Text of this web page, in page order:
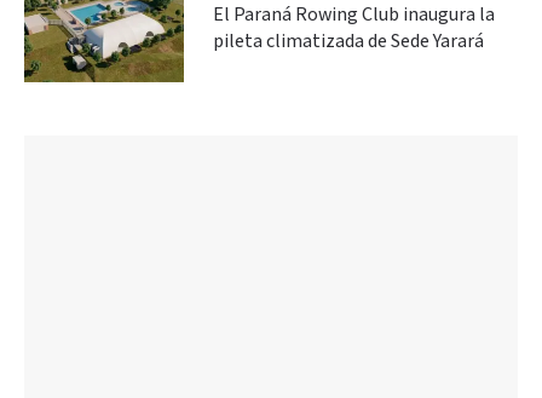
El Paraná Rowing Club inaugura la
pileta climatizada de Sede Yarará